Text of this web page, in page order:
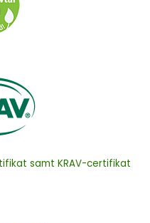
samt KRAV-certifikat